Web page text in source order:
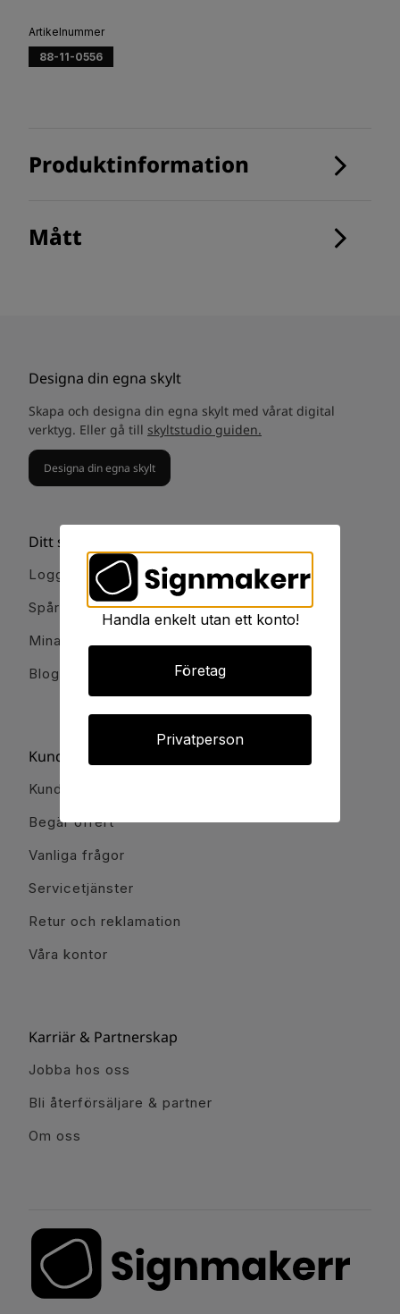
Artikelnummer
88-11-0556
Produktinformation
Mått
Designa din egna skylt
Skapa och designa din egna skylt med vårat digital
verktyg. Eller gå till skyltstudio guiden.
Designa din egna skylt
Ditt signmakerr
Logga in
Spåra order
Mina favoriter
Blogg och guider
Kundservice
Kundservice
Begär offert
Vanliga frågor
Servicetjänster
Retur och reklamation
Våra kontor
Karriär & Partnerskap
Jobba hos oss
Bli återförsäljare & partner
Om oss
Handla enkelt utan ett konto!
Företag
Privatperson